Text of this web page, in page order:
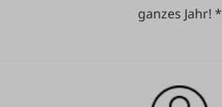
ganzes Jahr! *